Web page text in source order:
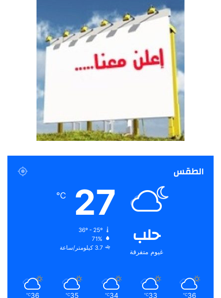
الطقس
حلب
غيوم متفرقة
27
℃
36º - 25º
71%
3.7 كيلومتر/ساعة
36
℃
33
℃
34
℃
35
℃
36
℃